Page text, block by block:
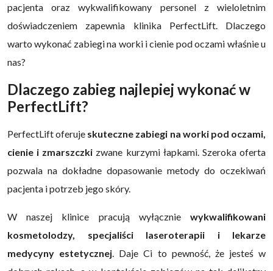
pacjenta oraz wykwalifikowany personel z wieloletnim
doświadczeniem zapewnia klinika PerfectLift. Dlaczego
warto wykonać zabiegi na worki i cienie pod oczami właśnie u
nas?
Dlaczego zabieg najlepiej wykonać w
PerfectLift?
PerfectLift oferuje skuteczne zabiegi na worki pod oczami,
cienie i zmarszczki zwane kurzymi łapkami. Szeroka oferta
pozwala na dokładne dopasowanie metody do oczekiwań
pacjenta i potrzeb jego skóry.
W naszej klinice pracują wyłącznie wykwalifikowani
kosmetolodzy, specjaliści laseroterapii i lekarze
medycyny estetycznej. Daje Ci to pewność, że jesteś w